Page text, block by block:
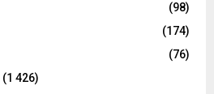
(98)
(174)
(76)
(1 426)